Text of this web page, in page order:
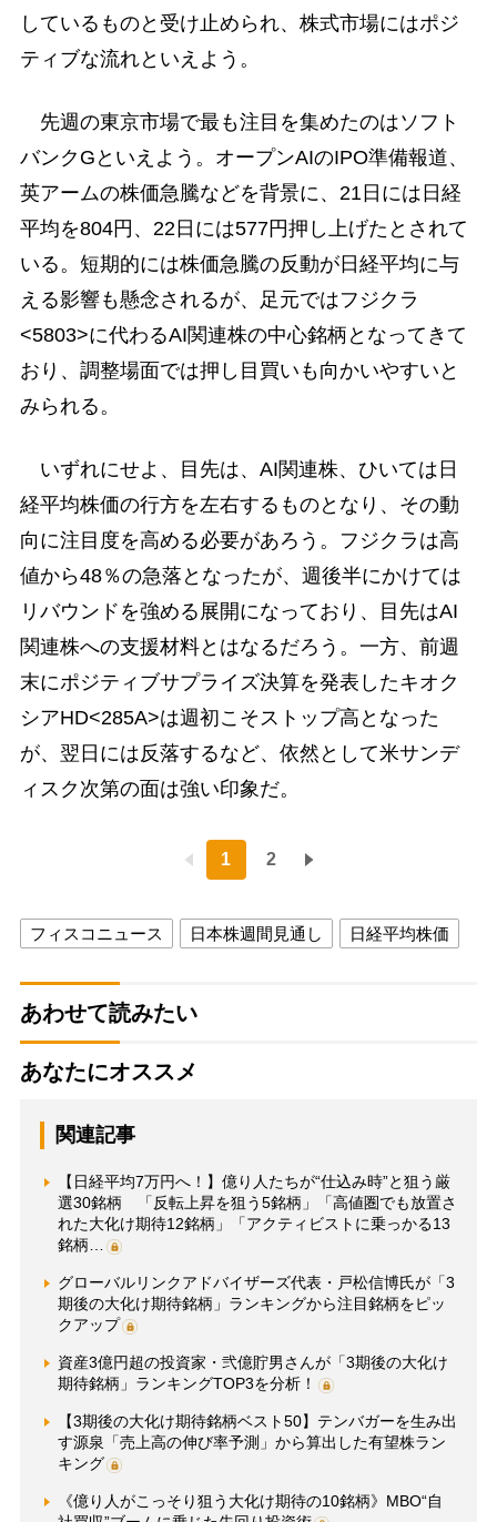
しているものと受け止められ、株式市場にはポジ
ティブな流れといえよう。
先週の東京市場で最も注目を集めたのはソフト
バンクGといえよう。オープンAIのIPO準備報道、
英アームの株価急騰などを背景に、21日には日経
平均を804円、22日には577円押し上げたとされて
いる。短期的には株価急騰の反動が日経平均に与
える影響も懸念されるが、足元ではフジクラ
<5803>に代わるAI関連株の中心銘柄となってきて
おり、調整場面では押し目買いも向かいやすいと
みられる。
いずれにせよ、目先は、AI関連株、ひいては日
経平均株価の行方を左右するものとなり、その動
向に注目度を高める必要があろう。フジクラは高
値から48％の急落となったが、週後半にかけては
リバウンドを強める展開になっており、目先はAI
関連株への支援材料とはなるだろう。一方、前週
末にポジティブサプライズ決算を発表したキオク
シアHD<285A>は週初こそストップ高となった
が、翌日には反落するなど、依然として米サンデ
ィスク次第の面は強い印象だ。
1 2
フィスコニュース 日本株週間見通し 日経平均株価
あわせて読みたい
あなたにオススメ
関連記事
【日経平均7万円へ！】億り人たちが“仕込み時”と狙う厳
選30銘柄 「反転上昇を狙う5銘柄」「高値圏でも放置さ
れた大化け期待12銘柄」「アクティビストに乗っかる13
銘柄…
グローバルリンクアドバイザーズ代表・戸松信博氏が「3
期後の大化け期待銘柄」ランキングから注目銘柄をピッ
クアップ
資産3億円超の投資家・弐億貯男さんが「3期後の大化け
期待銘柄」ランキングTOP3を分析！
【3期後の大化け期待銘柄ベスト50】テンバガーを生み出
す源泉「売上高の伸び率予測」から算出した有望株ラン
キング
《億り人がこっそり狙う大化け期待の10銘柄》MBO“自